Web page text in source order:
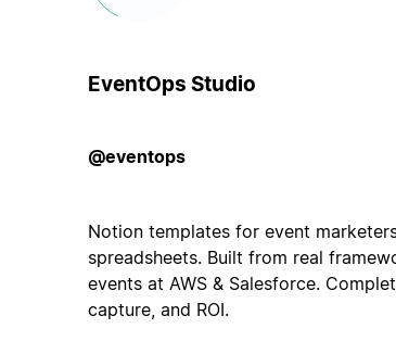
EventOps Studio
@eventops
Notion templates for event
spreadsheets. Built from real
events at AWS & Salesforce.
capture, and ROI.